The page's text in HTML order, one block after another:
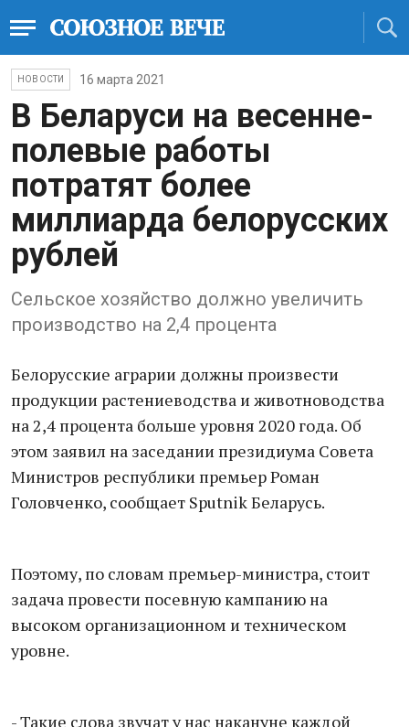
НОВОСТИ 16 марта 2021
В Беларуси на весенне-
полевые работы
потратят более
миллиарда белорусских
рублей
Сельское хозяйство должно увеличить
производство на 2,4 процента
Белорусские аграрии должны произвести
продукции растениеводства и животноводства
на 2,4 процента больше уровня 2020 года. Об
этом заявил на заседании президиума Совета
Министров республики премьер Роман
Головченко, сообщает Sputnik Беларусь.
Поэтому, по словам премьер-министра, стоит
задача провести посевную кампанию на
высоком организационном и техническом
уровне.
- Такие слова звучат у нас накануне каждой